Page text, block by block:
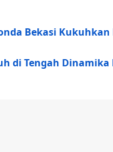
Bekasi
di Tengah Dinamika